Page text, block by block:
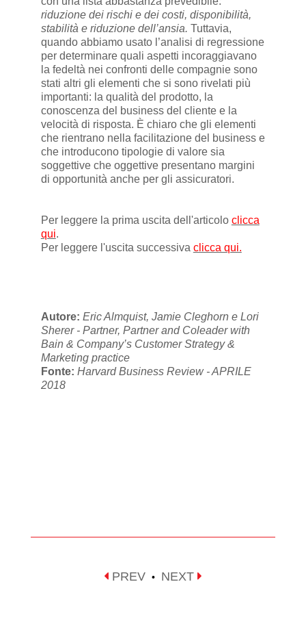
riduzione dei rischi e dei costi, disponibilità,
stabilità e riduzione dell’ansia. Tuttavia,
quando abbiamo usato l’analisi di regressione
per determinare quali aspetti incoraggiavano
la fedeltà nei confronti delle compagnie sono
stati altri gli elementi che si sono rivelati più
importanti: la qualità del prodotto, la
conoscenza del business del cliente e la
velocità di risposta. È chiaro che gli elementi
che rientrano nella facilitazione del business e
che introducono tipologie di valore sia
soggettive che oggettive presentano margini
di opportunità anche per gli assicuratori.
Per leggere la prima uscita dell'articolo clicca
qui.
Per leggere l'uscita successiva clicca qui.
Autore: Eric Almquist, Jamie Cleghorn e Lori
Sherer - Partner, Partner and Coleader with
Bain & Company’s Customer Strategy &
Marketing practice
Fonte: Harvard Business Review - APRILE
2018
PREV • NEXT